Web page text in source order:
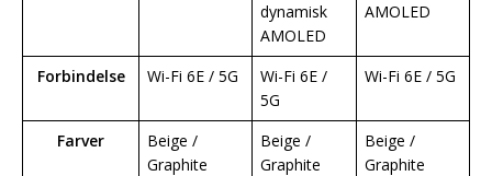
dynamisk
AMOLED
AMOLED
Forbindelse Wi-Fi 6E / 5G
Wi-Fi 6E /
5G
Wi-Fi 6E / 5G
Farver
Beige /
Graphite
Beige /
Graphite
Beige /
Graphite